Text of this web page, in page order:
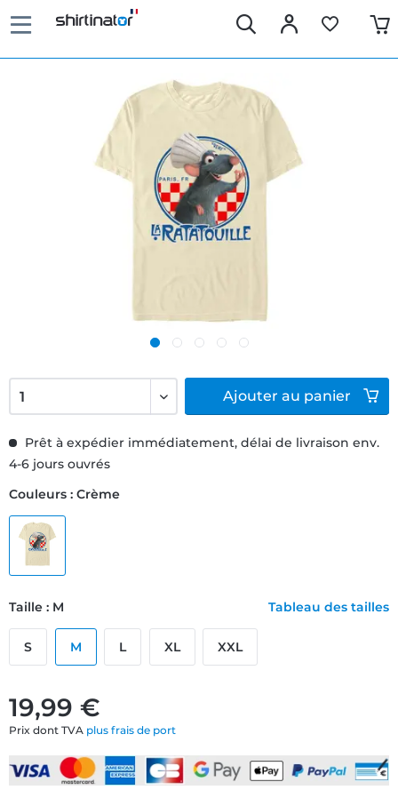
19,99 €
Prix dont TVA plus frais de port
Prêt à expédier immédiatement, délai de livraison env.
4-6 jours ouvrés
Couleurs : Crème
Taille : M Tableau des tailles
S M L XL XXL
Ajouter au panier